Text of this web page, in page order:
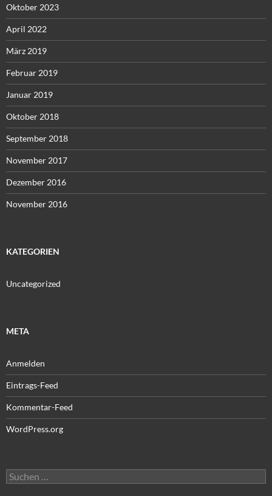
Oktober 2023
April 2022
März 2019
Februar 2019
Januar 2019
Oktober 2018
September 2018
November 2017
Dezember 2016
November 2016
KATEGORIEN
Uncategorized
META
Anmelden
Eintrags-Feed
Kommentar-Feed
WordPress.org
Suchen
nach: